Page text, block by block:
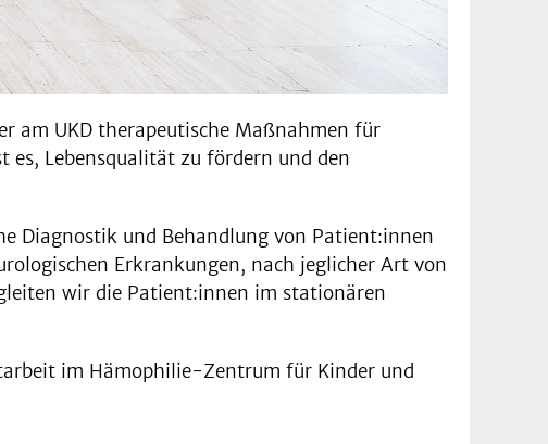
am UKD therapeutische Maßnahmen für
es, Lebensqualität zu fördern und den
Diagnostik und Behandlung von Patient:innen
Erkrankungen, nach jeglicher Art von
wir die Patient:innen im stationären
im Hämophilie-Zentrum für Kinder und